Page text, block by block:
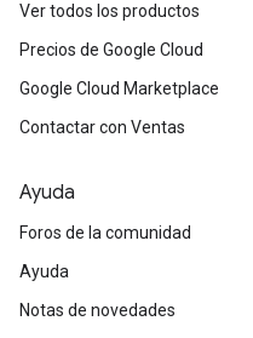
Ver todos los productos
Precios de Google Cloud
Google Cloud Marketplace
Contactar con Ventas
Ayuda
Foros de la comunidad
Ayuda
Notas de novedades